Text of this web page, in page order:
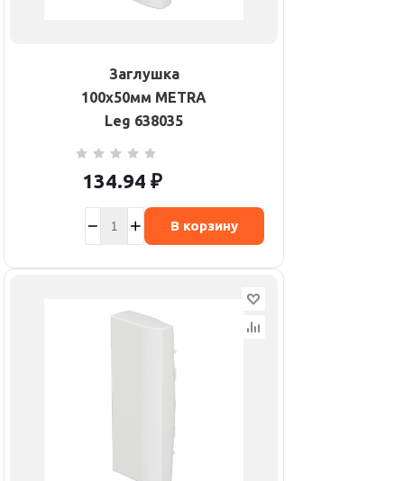
Заглушка
100х50мм METRA
Leg 638035
134.94 ₽
В корзину